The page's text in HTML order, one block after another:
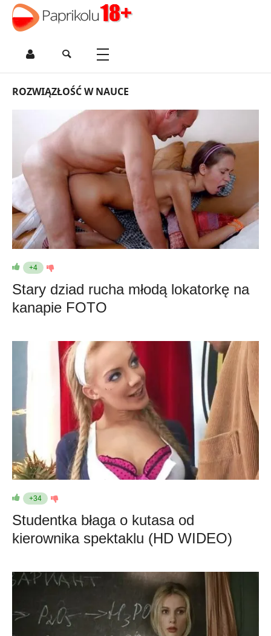
ROZWIĄZŁOŚĆ W NAUCE
+4
Stary dziad rucha młodą lokatorkę na
kanapie FOTO
+34
Studentka błaga o kutasa od
kierownika spektaklu (HD WIDEO)